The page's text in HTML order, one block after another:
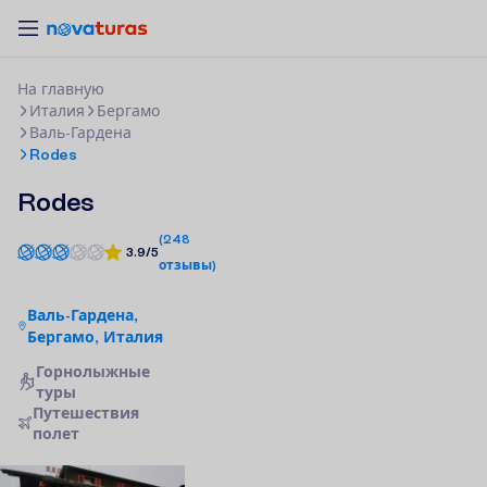
На главную
Италия
Бергамо
Валь-Гардена
Rodes
Rodes
3.9/5
(248
отзывы)
Валь-Гардена,
Бергамо, Италия
Горнолыжные
туры
Путешествия
полет